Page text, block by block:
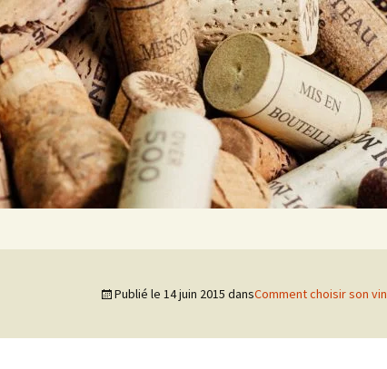
Publié le 14 juin 2015 dansComment choisir son vin